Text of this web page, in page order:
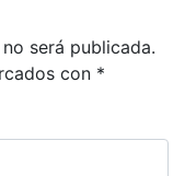
será publicada.
con *